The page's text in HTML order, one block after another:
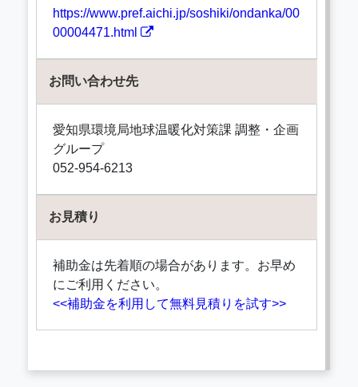
https://www.pref.aichi.jp/soshiki/ondanka/00
00004471.html
お問い合わせ先
愛知県環境局地球温暖化対策課 調整・企画
グループ
052-954-6213
お見積り
補助金は先着順の場合があります。お早め
にご利用ください。
<<補助金を利用して無料見積りを試す>>